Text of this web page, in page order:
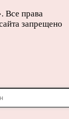
Все права
запрещено